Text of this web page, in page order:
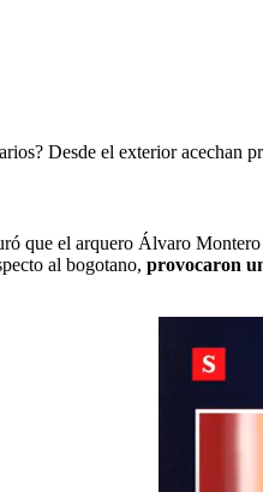
Desde el exterior acechan
que el arquero Álvaro
al bogotano, provocaron